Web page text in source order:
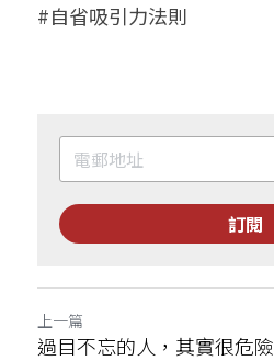
#自省吸引力法則
訂閱
上一篇
過目不忘的人，其實很危險